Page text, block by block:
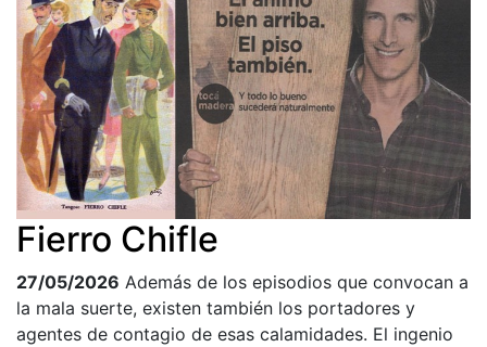
Fierro Chifle
27/05/2026 Además de los episodios que convocan a
la mala suerte, existen también los portadores y
agentes de contagio de esas calamidades. El ingenio